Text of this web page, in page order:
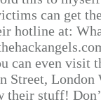
can get
hotline at:
can even visit
Street, London
their stuff!